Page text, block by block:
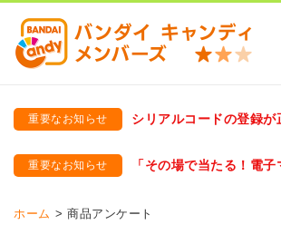
重要なお知らせ
シリアルコードの登録
重要なお知らせ
「その場で当たる！電
ホーム 商品アンケート